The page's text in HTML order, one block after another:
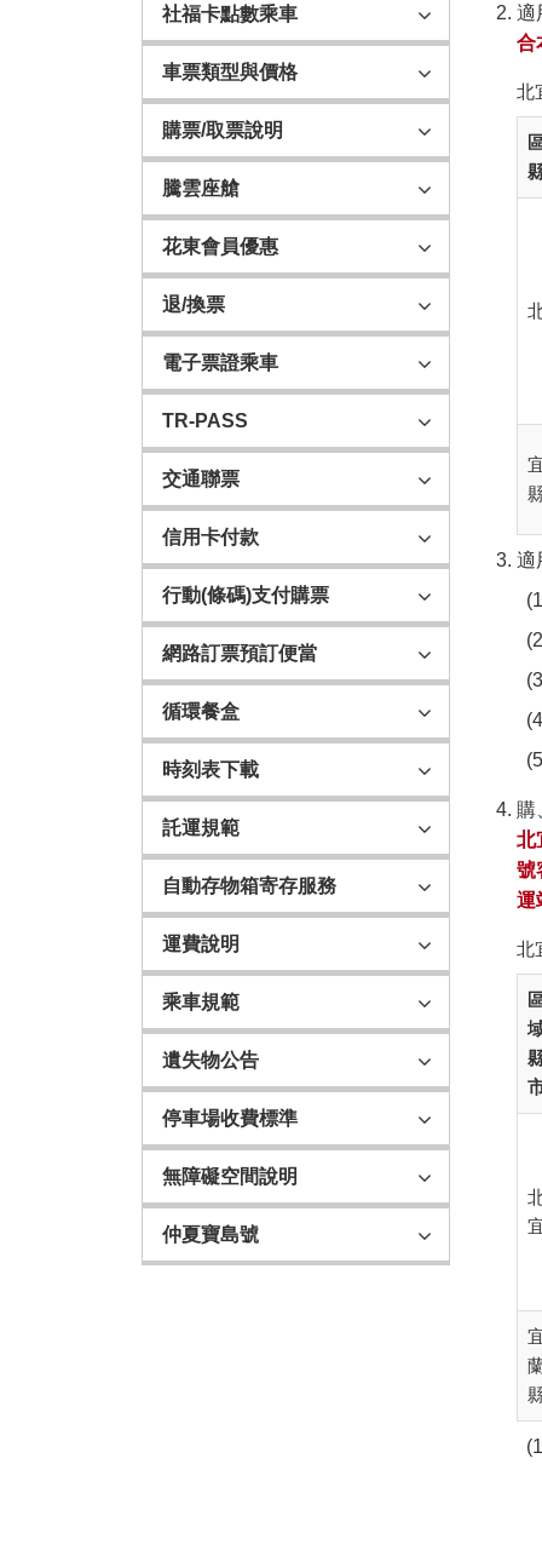
社福卡點數乘車
車票類型與價格
購票/取票說明
騰雲座艙
花東會員優惠
退/換票
電子票證乘車
TR-PASS
交通聯票
信用卡付款
行動(條碼)支付購票
網路訂票預訂便當
循環餐盒
時刻表下載
託運規範
自動存物箱寄存服務
運費說明
乘車規範
遺失物公告
停車場收費標準
無障礙空間說明
仲夏寶島號
適
合
北
適
購
北
號
運
北